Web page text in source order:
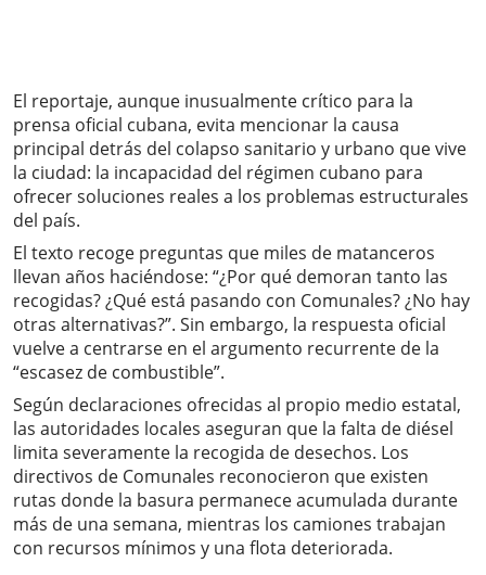
El reportaje, aunque inusualmente crítico para la
prensa oficial cubana, evita mencionar la causa
principal detrás del colapso sanitario y urbano que vive
la ciudad: la incapacidad del régimen cubano para
ofrecer soluciones reales a los problemas estructurales
del país.
El texto recoge preguntas que miles de matanceros
llevan años haciéndose: “¿Por qué demoran tanto las
recogidas? ¿Qué está pasando con Comunales? ¿No hay
otras alternativas?”. Sin embargo, la respuesta oficial
vuelve a centrarse en el argumento recurrente de la
“escasez de combustible”.
Según declaraciones ofrecidas al propio medio estatal,
las autoridades locales aseguran que la falta de diésel
limita severamente la recogida de desechos. Los
directivos de Comunales reconocieron que existen
rutas donde la basura permanece acumulada durante
más de una semana, mientras los camiones trabajan
con recursos mínimos y una flota deteriorada.